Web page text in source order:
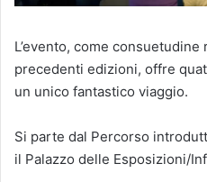
L’evento, come
precedenti edizioni, offre
un unico fantastico viaggio.
Si parte dal Percorso
il Palazzo delle Esposizioni/